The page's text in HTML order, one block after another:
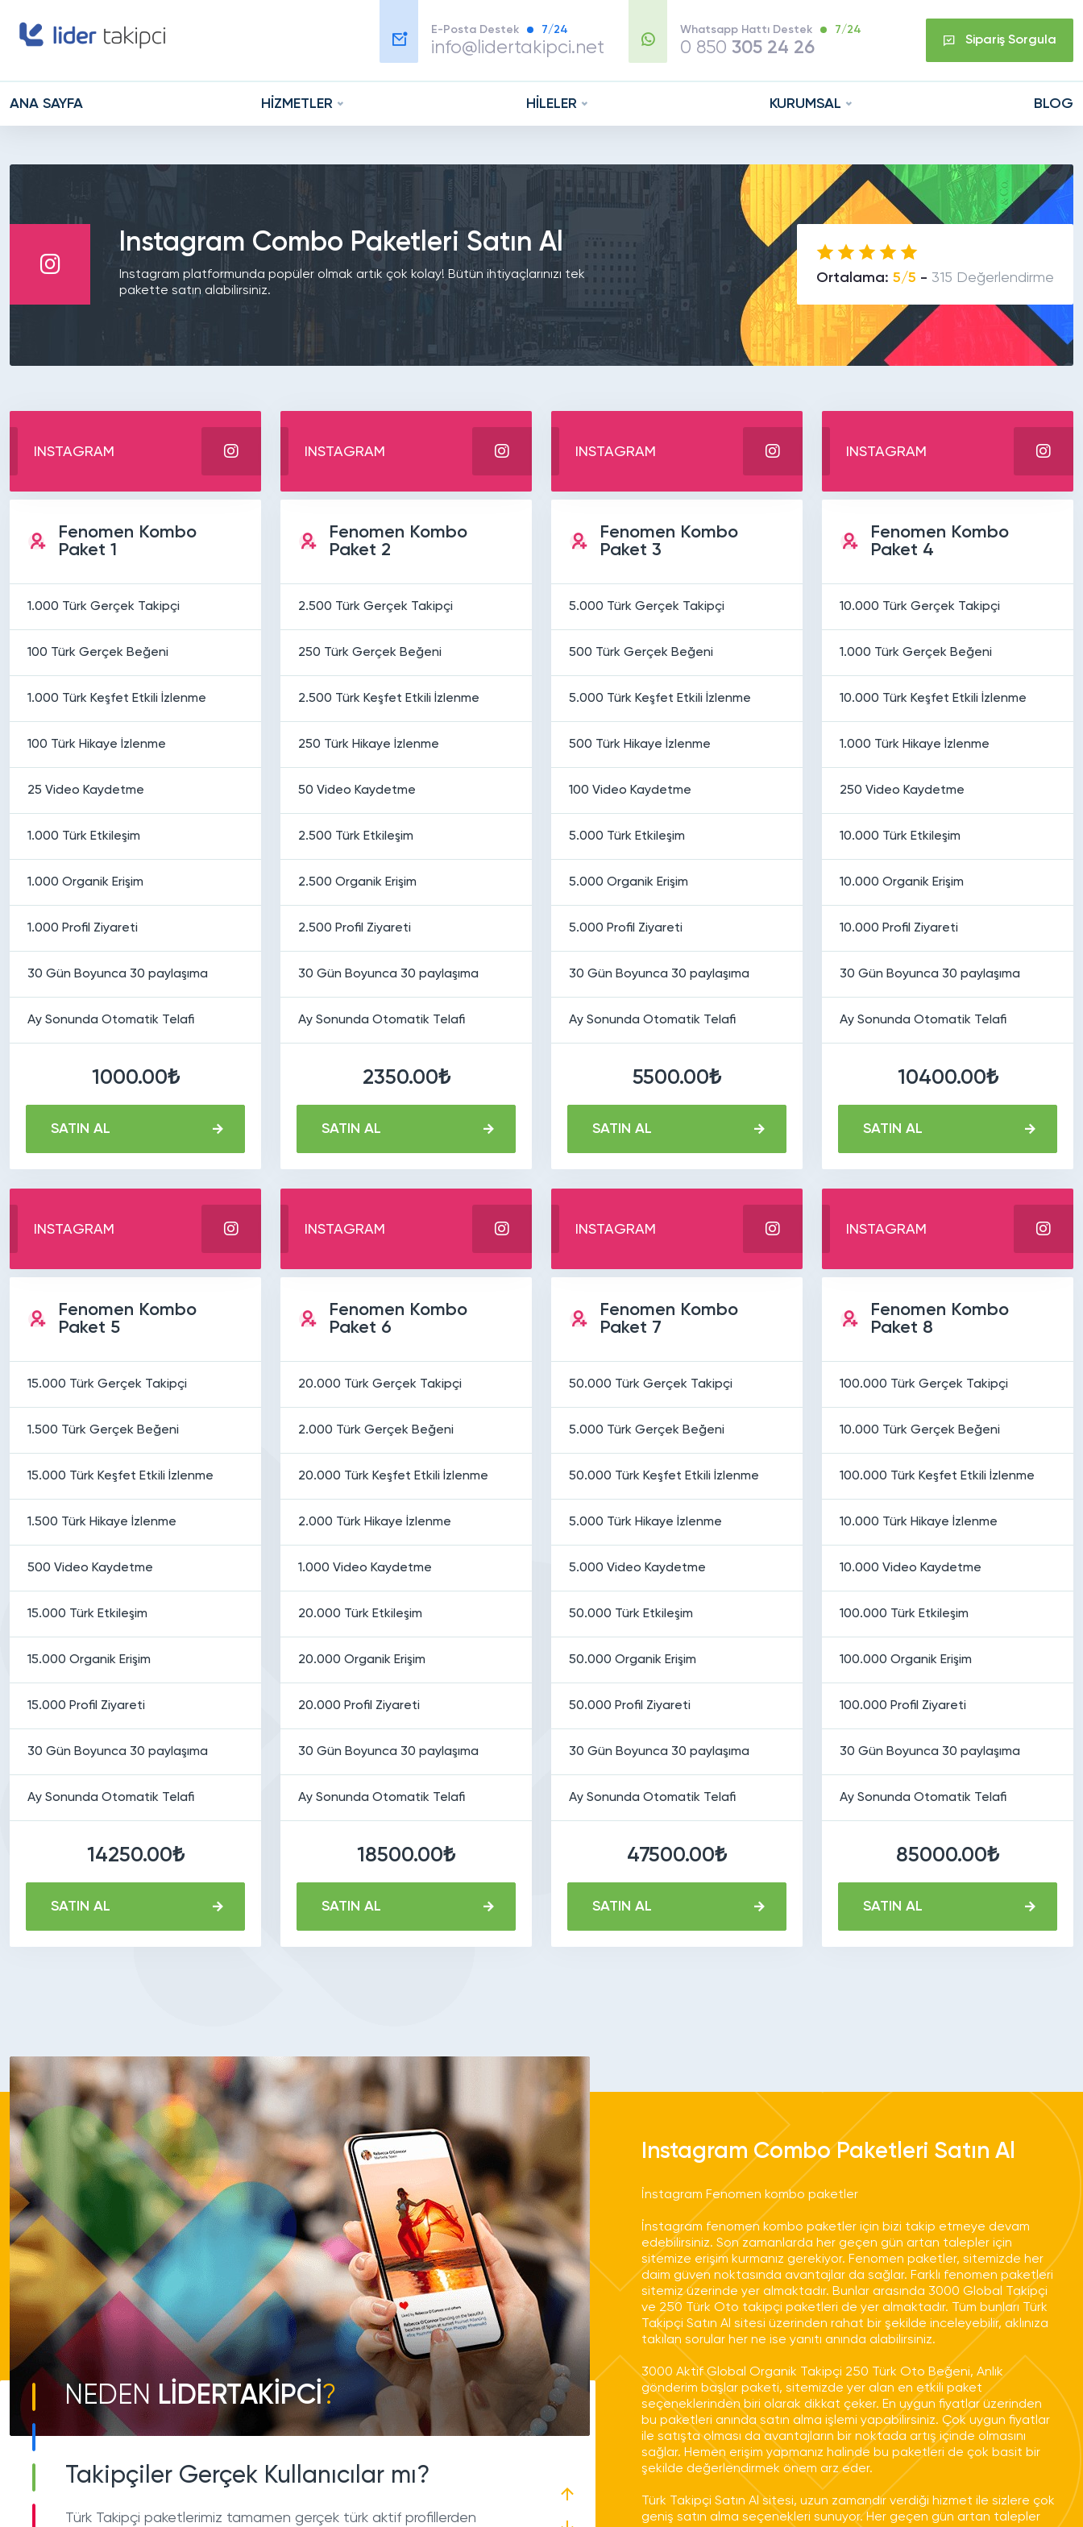
E-Posta Destek 7/24
info@lidertakipci.net
Whatsapp Hattı Destek 7/24
0 850 305 24 26 Sipariş Sorgula
ANA SAYFA HİZMETLER HİLELER KURUMSAL BLOG
Instagram Combo Paketleri Satın Al
Instagram platformunda popüler olmak artık çok kolay! Bütün ihtiyaçlarınızı tek
pakette satın alabilirsiniz.
Ortalama: 5/5 - 315 Değerlendirme
INSTAGRAM
Fenomen Kombo
Paket 1
1.000 Türk Gerçek Takipçi
100 Türk Gerçek Beğeni
1.000 Türk Keşfet Etkili İzlenme
100 Türk Hikaye İzlenme
25 Video Kaydetme
1.000 Türk Etkileşim
1.000 Organik Erişim
1.000 Profil Ziyareti
30 Gün Boyunca 30 paylaşıma
Ay Sonunda Otomatik Telafi
1000.00₺
SATIN AL
INSTAGRAM
Fenomen Kombo
Paket 2
2.500 Türk Gerçek Takipçi
250 Türk Gerçek Beğeni
2.500 Türk Keşfet Etkili İzlenme
250 Türk Hikaye İzlenme
50 Video Kaydetme
2.500 Türk Etkileşim
2.500 Organik Erişim
2.500 Profil Ziyareti
30 Gün Boyunca 30 paylaşıma
Ay Sonunda Otomatik Telafi
2350.00₺
SATIN AL
INSTAGRAM
Fenomen Kombo
Paket 3
5.000 Türk Gerçek Takipçi
500 Türk Gerçek Beğeni
5.000 Türk Keşfet Etkili İzlenme
500 Türk Hikaye İzlenme
100 Video Kaydetme
5.000 Türk Etkileşim
5.000 Organik Erişim
5.000 Profil Ziyareti
30 Gün Boyunca 30 paylaşıma
Ay Sonunda Otomatik Telafi
5500.00₺
SATIN AL
INSTAGRAM
Fenomen Kombo
Paket 4
10.000 Türk Gerçek Takipçi
1.000 Türk Gerçek Beğeni
10.000 Türk Keşfet Etkili İzlenme
1.000 Türk Hikaye İzlenme
250 Video Kaydetme
10.000 Türk Etkileşim
10.000 Organik Erişim
10.000 Profil Ziyareti
30 Gün Boyunca 30 paylaşıma
Ay Sonunda Otomatik Telafi
10400.00₺
SATIN AL
INSTAGRAM
Fenomen Kombo
Paket 5
15.000 Türk Gerçek Takipçi
1.500 Türk Gerçek Beğeni
15.000 Türk Keşfet Etkili İzlenme
1.500 Türk Hikaye İzlenme
500 Video Kaydetme
15.000 Türk Etkileşim
15.000 Organik Erişim
15.000 Profil Ziyareti
30 Gün Boyunca 30 paylaşıma
Ay Sonunda Otomatik Telafi
14250.00₺
SATIN AL
INSTAGRAM
Fenomen Kombo
Paket 6
20.000 Türk Gerçek Takipçi
2.000 Türk Gerçek Beğeni
20.000 Türk Keşfet Etkili İzlenme
2.000 Türk Hikaye İzlenme
1.000 Video Kaydetme
20.000 Türk Etkileşim
20.000 Organik Erişim
20.000 Profil Ziyareti
30 Gün Boyunca 30 paylaşıma
Ay Sonunda Otomatik Telafi
18500.00₺
SATIN AL
INSTAGRAM
Fenomen Kombo
Paket 7
50.000 Türk Gerçek Takipçi
5.000 Türk Gerçek Beğeni
50.000 Türk Keşfet Etkili İzlenme
5.000 Türk Hikaye İzlenme
5.000 Video Kaydetme
50.000 Türk Etkileşim
50.000 Organik Erişim
50.000 Profil Ziyareti
30 Gün Boyunca 30 paylaşıma
Ay Sonunda Otomatik Telafi
47500.00₺
SATIN AL
INSTAGRAM
Fenomen Kombo
Paket 8
100.000 Türk Gerçek Takipçi
10.000 Türk Gerçek Beğeni
100.000 Türk Keşfet Etkili İzlenme
10.000 Türk Hikaye İzlenme
10.000 Video Kaydetme
100.000 Türk Etkileşim
100.000 Organik Erişim
100.000 Profil Ziyareti
30 Gün Boyunca 30 paylaşıma
Ay Sonunda Otomatik Telafi
85000.00₺
SATIN AL
NEDEN LİDERTAKİPCİ?
Aldığım hizmetlerde düşme olur mu?
Türk Gerçek Takipçi Satın Al hizmetimizde %20 ila %30 arasında
düşüş yaşanmaktadır. Onuda Telafili paketlerimiz ile garanti
Takipçiler Gerçek Kullanıcılar mı?
Türk Takipçi paketlerimiz tamamen gerçek türk aktif profillerden
Instagram Combo Paketleri Satın Al
İnstagram Fenomen kombo paketler
İnstagram fenomen kombo paketler için bizi takip etmeye devam
edebilirsiniz. Son zamanlarda her geçen gün artan talepler için
sitemize erişim kurmanız gerekiyor. Fenomen paketler, sitemizde her
daim güven noktasında avantajlar da sağlar. Farklı fenomen paketleri
sitemiz üzerinde yer almaktadır. Bunlar arasında 3000 Global Takipçi
ve 250 Türk Oto takipçi paketleri de yer almaktadır. Tüm bunları Türk
Takipçi Satın Al sitesi üzerinden rahat bir şekilde inceleyebilir, aklınıza
takılan sorular her ne ise yanıtı anında alabilirsiniz.
3000 Aktif Global Organik Takipçi 250 Türk Oto Beğeni, Anlık
gönderim başlar paketi, sitemizde yer alan en etkili paket
seçeneklerinden biri olarak dikkat çeker. En uygun fiyatlar üzerinden
bu paketleri anında satın alma işlemi yapabilirsiniz. Çok uygun fiyatlar
ile satışta olması da avantajların bir noktada artış içinde olmasını
sağlar. Hemen erişim yapmanız halinde bu paketleri de çok basit bir
şekilde değerlendirmek önem arz eder.
Türk Takipçi Satın Al sitesi, uzun zamandır verdiği hizmet ile sizlere çok
geniş satın alma seçenekleri sunuyor. Her geçen gün artan talepler